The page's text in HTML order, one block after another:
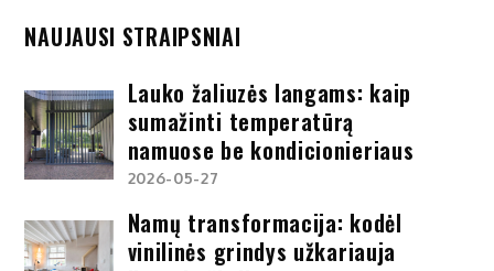
NAUJAUSI STRAIPSNIAI
Lauko žaliuzės langams: kaip
sumažinti temperatūrą
namuose be kondicionieriaus
2026-05-27
Namų transformacija: kodėl
vinilinės grindys užkariauja